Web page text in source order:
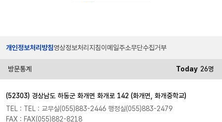
개인정보처리방침영상정보처리지침이메일주소무단수집거부
방문통계 Today 26명
(52303) 경상남도 하동군 화개면 화개로 142 (화개면, 화개중학교)
TEL : TEL : 교무실(055)883-2446 행정실(055)883-2479
FAX : FAX(055)882-8218